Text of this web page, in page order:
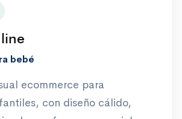
bebé
ecommerce para
con diseño cálido,